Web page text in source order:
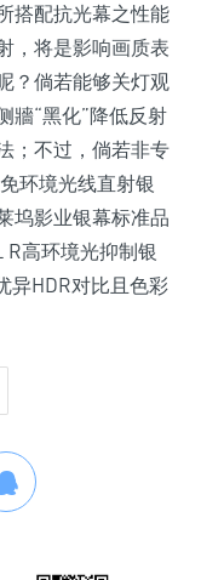
搭配抗光幕之性能
，将是影响画质表
？倘若能够关灯观
牆“黑化”降低反射
；不过，倘若非专
环境光线直射银
坞影业银幕标准品
R高环境光抑制银
异HDR对比且色彩